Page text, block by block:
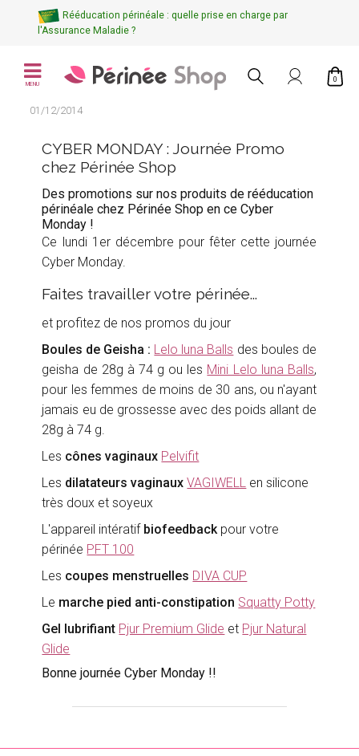
Rééducation périnéale : quelle prise en charge par
l'Assurance Maladie ?
MENU
0
01/12/2014
CYBER MONDAY : Journée Promo
chez Périnée Shop
Des promotions sur nos produits de rééducation
périnéale chez Périnée Shop en ce Cyber
Monday !
Ce lundi 1er décembre pour fêter cette journée
Cyber Monday.
Faites travailler votre périnée...
et profitez de nos promos du jour
Boules de Geisha : Lelo luna Balls des boules de
geisha de 28g à 74 g ou les Mini Lelo luna Balls,
pour les femmes de moins de 30 ans, ou n'ayant
jamais eu de grossesse avec des poids allant de
28g à 74 g.
Les cônes vaginaux Pelvifit
Les dilatateurs vaginaux VAGIWELL en silicone
très doux et soyeux
L'appareil intératif biofeedback pour votre
périnée PFT 100
Les coupes menstruelles DIVA CUP
Le marche pied anti-constipation Squatty Potty
Gel lubrifiant Pjur Premium Glide et Pjur Natural
Glide
Bonne journée Cyber Monday !!